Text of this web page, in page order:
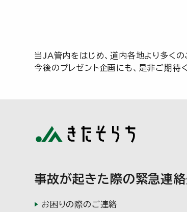
当JA管内をはじめ、道内各地より多くの
今後のプレゼント企画にも、是非ご期待
事故が起きた際の緊急連
お困りの際のご連絡